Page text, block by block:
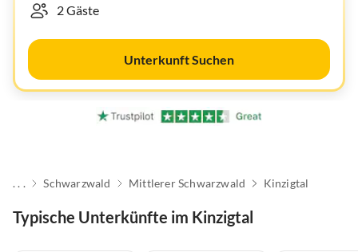
Unterkunft Suchen
. . . Schwarzwald Mittlerer Schwarzwald Kinzigtal
Typische Unterkünfte im Kinzigtal